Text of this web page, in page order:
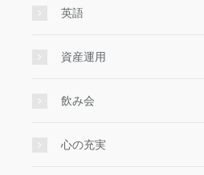
英語
資産運用
飲み会
心の充実